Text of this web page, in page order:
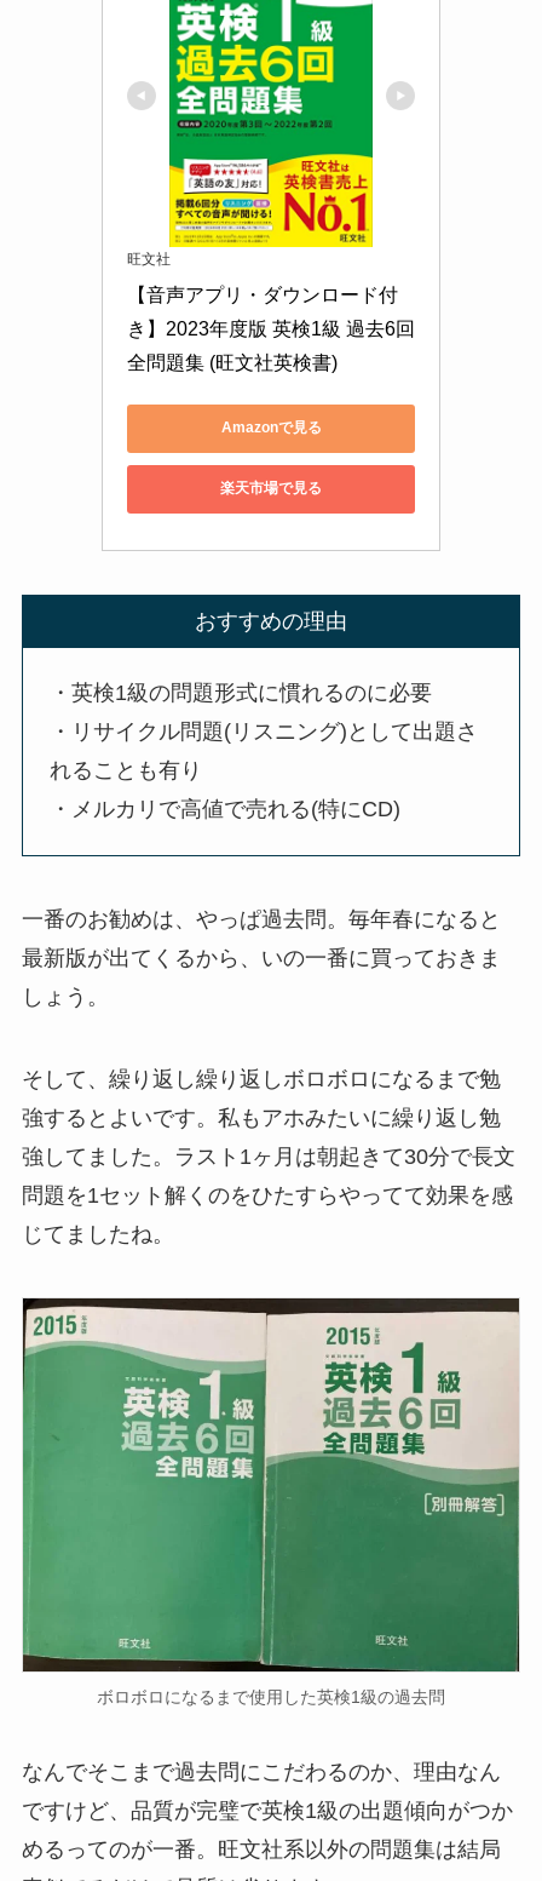
旺文社
【音声アプリ・ダウンロード付
き】2023年度版 英検1級 過去6回
全問題集 (旺文社英検書)
Amazonで見る
楽天市場で見る
おすすめの理由
・英検1級の問題形式に慣れるのに必要
・リサイクル問題(リスニング)として出題さ
れることも有り
・メルカリで高値で売れる(特にCD)
一番のお勧めは、やっぱ過去問。毎年春になると
最新版が出てくるから、いの一番に買っておきま
しょう。
そして、繰り返し繰り返しボロボロになるまで勉
強するとよいです。私もアホみたいに繰り返し勉
強してました。ラスト1ヶ月は朝起きて30分で長文
問題を1セット解くのをひたすらやってて効果を感
じてましたね。
ボロボロになるまで使用した英検1級の過去問
なんでそこまで過去問にこだわるのか、理由なん
ですけど、品質が完璧で英検1級の出題傾向がつか
めるってのが一番。旺文社系以外の問題集は結局